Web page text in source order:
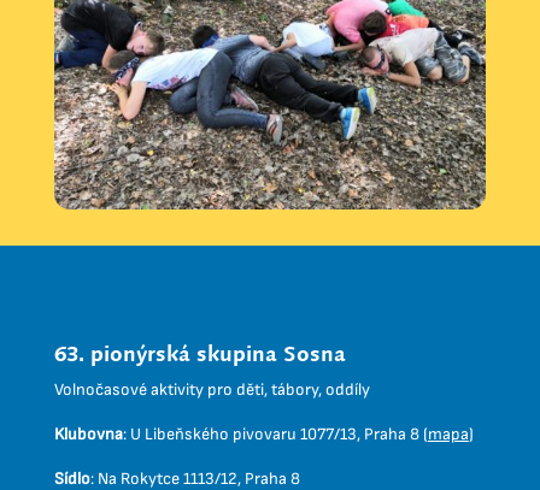
63. pionýrská skupina Sosna
Volnočasové aktivity pro děti, tábory, oddíly
Klubovna: U Libeňského pivovaru 1077/13, Praha 8 (mapa)
Sídlo: Na Rokytce 1113/12, Praha 8